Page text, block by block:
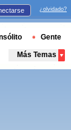
¿olvidado?
Gente
Más Temas